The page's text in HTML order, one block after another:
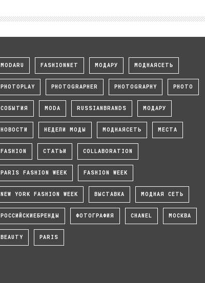
MODARU FASHIONNET МОДАРУ МОДНАЯСЕТЬ
PHOTOPLAY PHOTOGRAPHER PHOTOGRAPHY PHOTO
СОБЫТИЯ MODA RUSSIANBRANDS МОДАРУ
НОВОСТИ НЕДЕЛИ МОДЫ МОДНАЯСЕТЬ МЕСТА
FASHION СТАТЬИ COLLABORATION
PARIS FASHION WEEK FASHION WEEK
NEW YORK FASHION WEEK ВЫСТАВКА МОДНАЯ СЕТЬ
РОССИЙСКИЕБРЕНДЫ ФОТОГРАФИЯ CHANEL МОСКВА
BEAUTY PARIS